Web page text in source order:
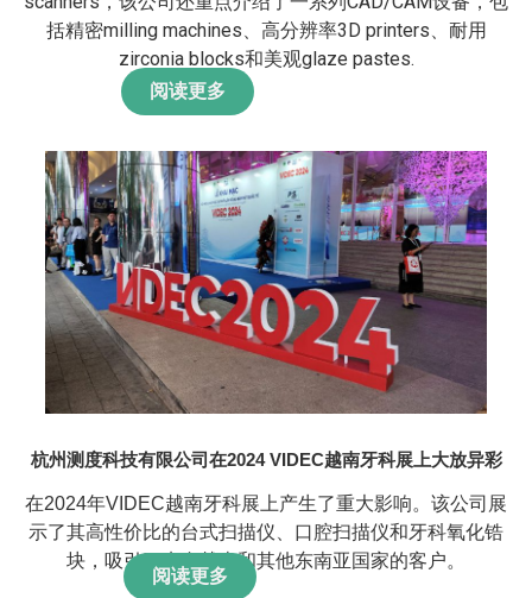
括精密‌milling machines‌、高分辨率‌3D printers‌、耐用‌
zirconia blocks‌和美观‌glaze pastes‌.
杭州测度科技有限公司在2024 VIDEC越南牙科展上大放异彩
在2024年VIDEC越南牙科展上产生了重大影响。该公司展
示了其高性价比的台式扫描仪、口腔扫描仪和牙科氧化锆
块，吸引了来自越南和其他东南亚国家的客户。
阅读更多
阅读更多